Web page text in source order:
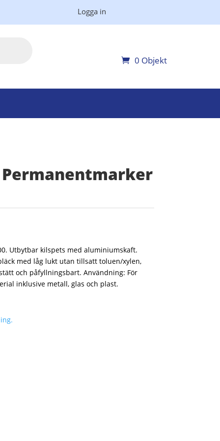
Logga in
0 Objekt
Utbytbar kilspets med aluminiumskaft.
med låg lukt utan tillsatt toluen/xylen,
och påfyllningsbart. Användning: För
inklusive metall, glas och plast.